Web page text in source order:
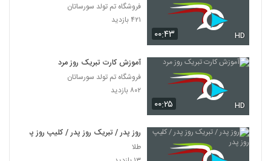
۰۰:۴۳ HD
فروشگاه تم تولد سورساتان
۴۲۱ بازدید
۰۰:۲۵ HD
آموزش کارت تبریک روز مرد
فروشگاه تم تولد سورساتان
۸۰۲ بازدید
روز پدر / تبریک روز پدر / کلیپ روز پدر
طلا